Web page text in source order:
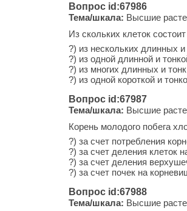
Вопрос id:67986
Тема/шкала: Высшие
Из скольких клеток
?) из нескольких длинных и
?) из одной длинной и
?) из многих длинных и
?) из одной короткой и
Вопрос id:67987
Тема/шкала: Высшие
Корень молодого побега
?) за счет потребления
?) за счет деления клеток
?) за счет деления
?) за счет почек на
Вопрос id:67988
Тема/шкала: Высшие